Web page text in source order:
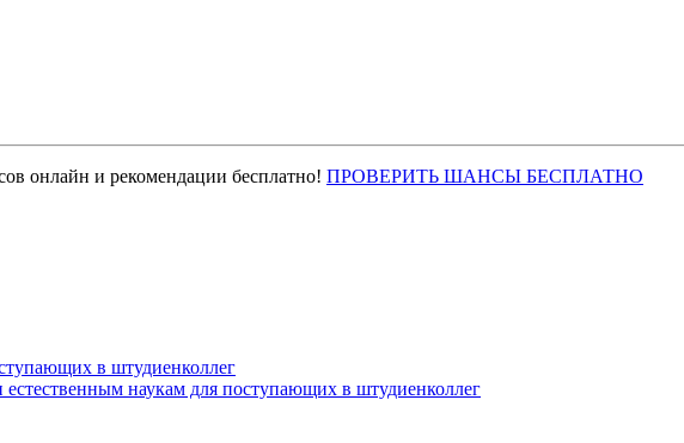
онлайн и рекомендации бесплатно! ПРОВЕРИТЬ ШАНСЫ БЕСПЛАТНО
в штудиенколлег
наукам для поступающих в штудиенколлег